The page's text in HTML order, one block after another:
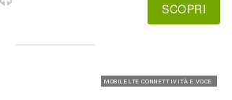
SCOPRI
MOBILE LTE CONNETTIVITÀ E VOCE